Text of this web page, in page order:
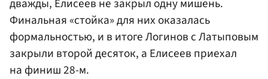
дважды, Елисеев не закрыл одну мишень.
Финальная «стойка» для них оказалась
формальностью, и в итоге Логинов с Латыповым
закрыли второй десяток, а Елисеев приехал
на финиш 28-м.